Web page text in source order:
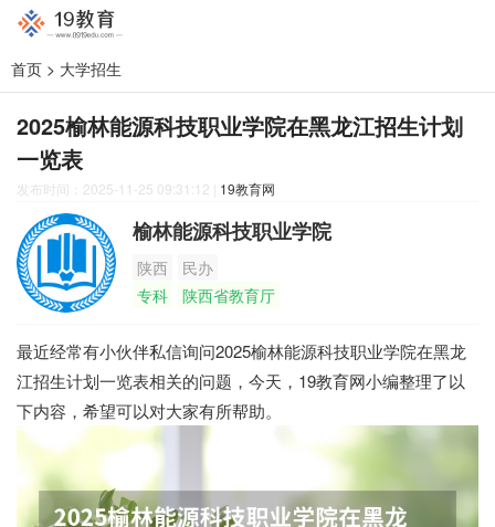
首页 > 大学招生
2025榆林能源科技职业学院在黑龙江招生计划
一览表
发布时间：2025-11-25 09:31:12 | 19教育网
榆林能源科技职业学院
陕西
民办
专科
陕西省教育厅
最近经常有小伙伴私信询问2025榆林能源科技职业学院在黑龙
江招生计划一览表相关的问题，今天，19教育网小编整理了以
下内容，希望可以对大家有所帮助。